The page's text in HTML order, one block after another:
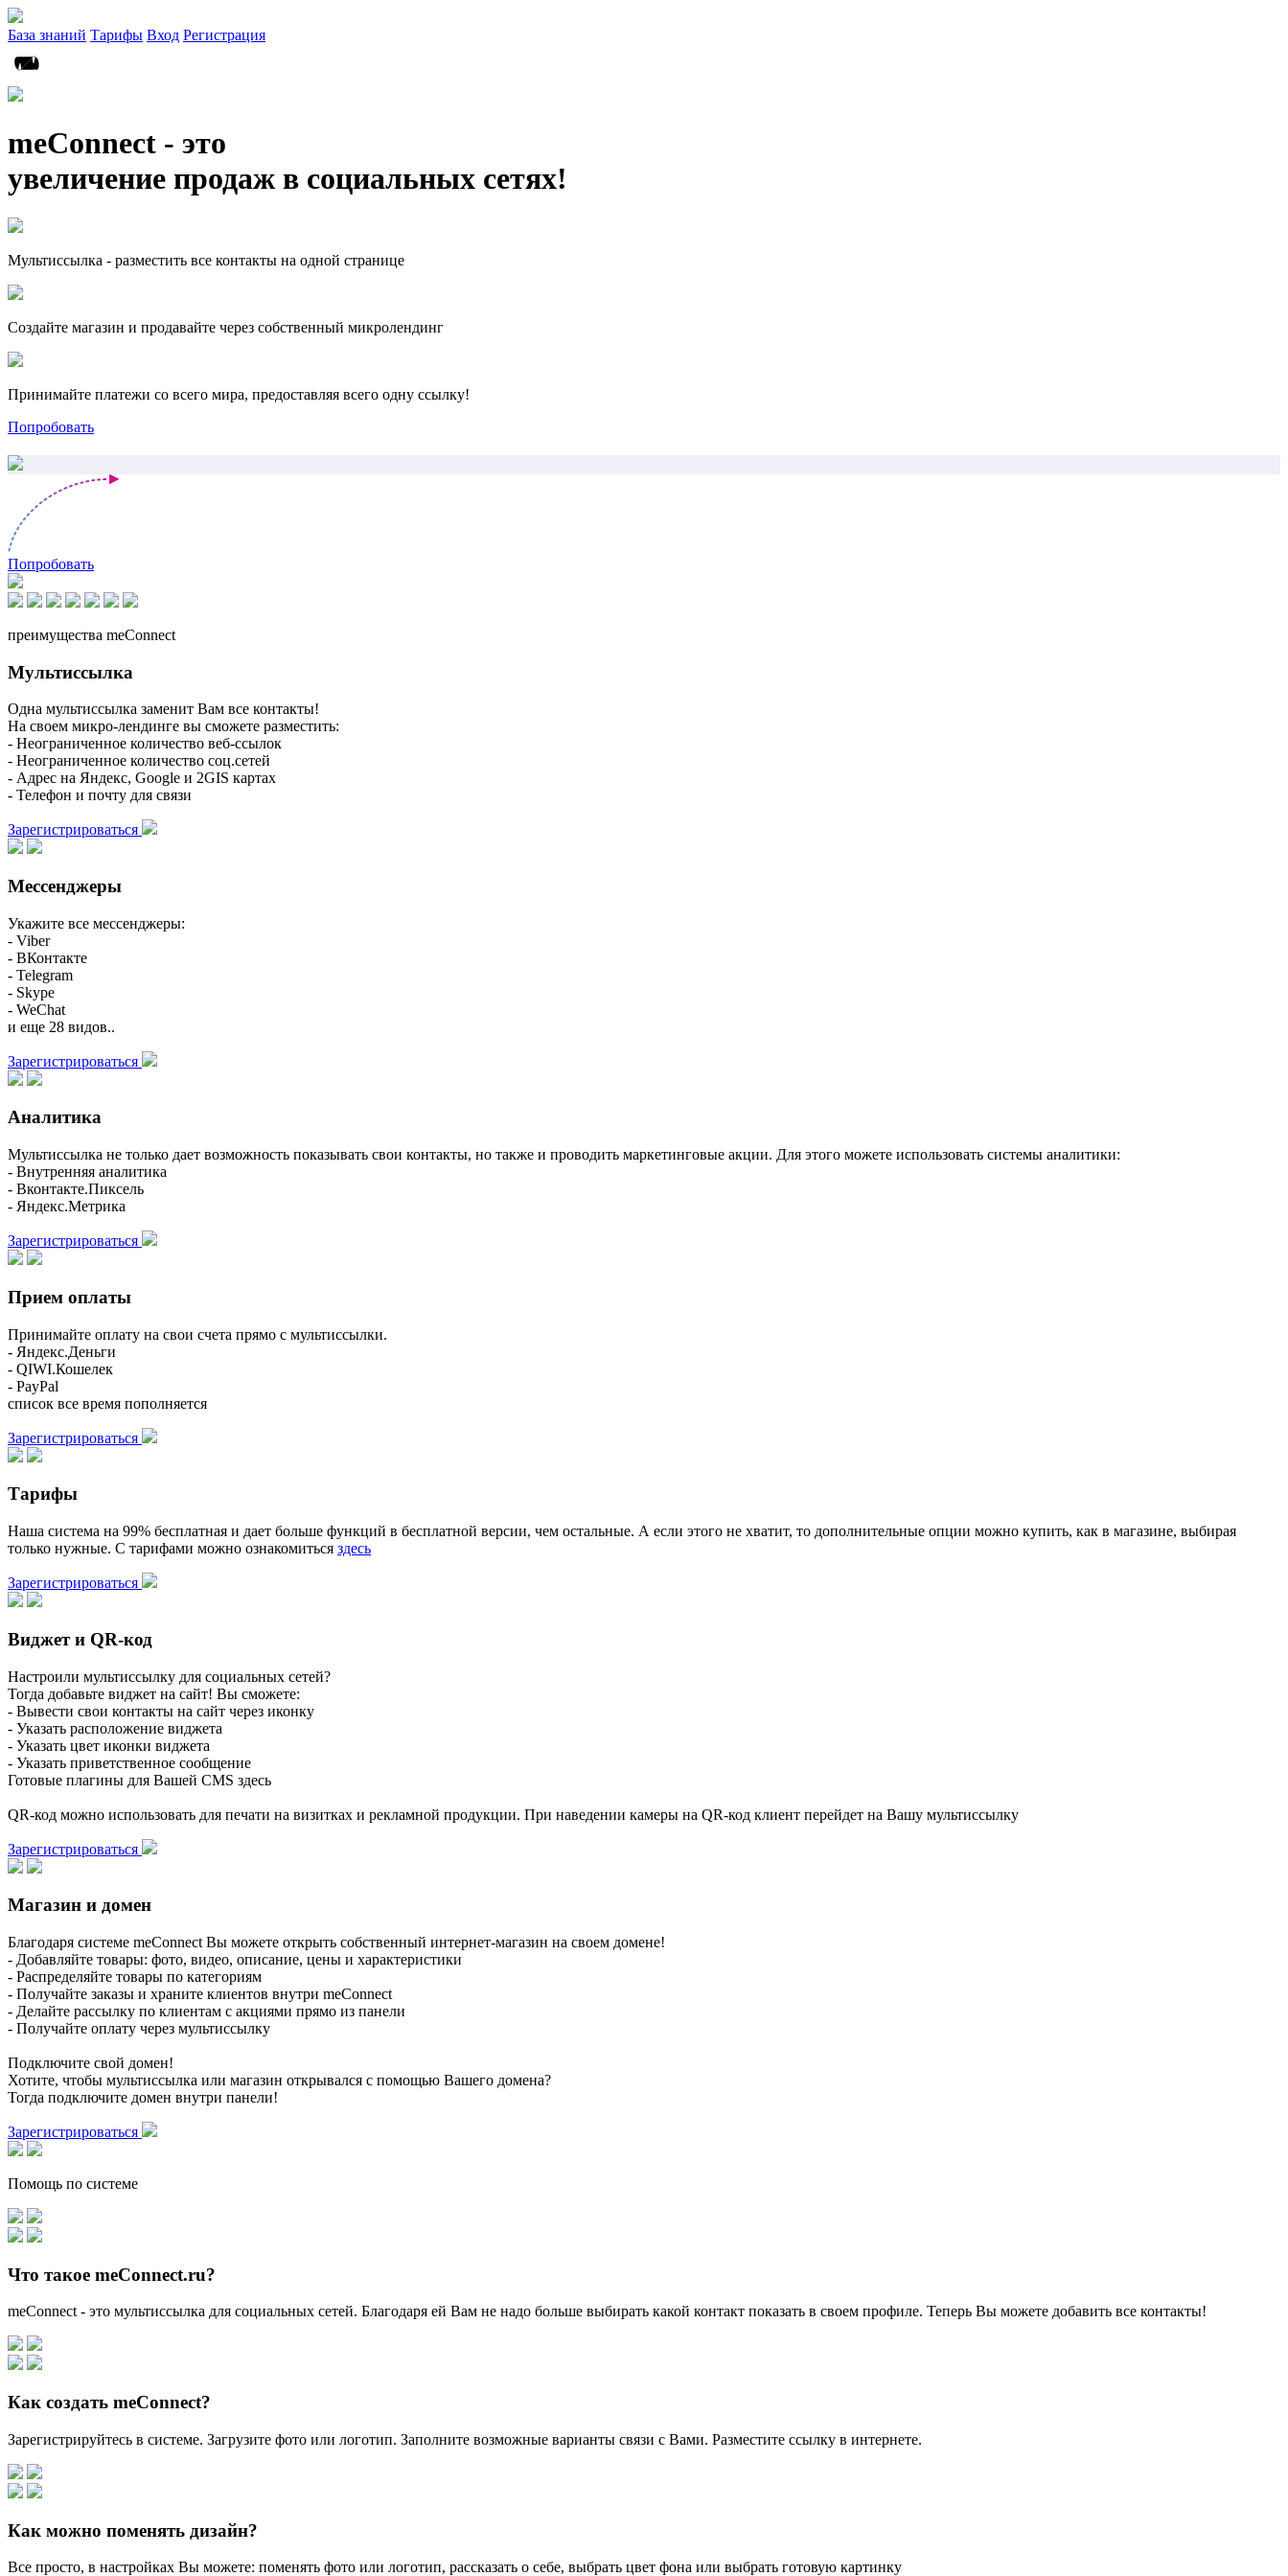
База знаний Тарифы Вход Регистрация
meConnect - это
увеличение продаж в социальных сетях!
Мультиссылка - разместить все контакты на одной странице
Создайте магазин и продавайте через собственный микролендинг
Принимайте платежи со всего мира, предоставляя всего одну ссылку!
Попробовать
Попробовать
преимущества meConnect
Мультиссылка
Одна мультиссылка заменит Вам все контакты!
На своем микро-лендинге вы сможете разместить:
- Неограниченное количество веб-ссылок
- Неограниченное количество соц.сетей
- Адрес на Яндекс, Google и 2GIS картах
- Телефон и почту для связи
Зарегистрироваться
Мессенджеры
Укажите все мессенджеры:
- Viber
- ВКонтакте
- Telegram
- Skype
- WeChat
и еще 28 видов..
Зарегистрироваться
Аналитика
Мультиссылка не только дает возможность показывать свои контакты, но также и проводить маркетинговые акции. Для этого можете использовать системы аналитики:
- Внутренняя аналитика
- Вконтакте.Пиксель
- Яндекс.Метрика
Зарегистрироваться
Прием оплаты
Принимайте оплату на свои счета прямо с мультиссылки.
- Яндекс.Деньги
- QIWI.Кошелек
- PayPal
список все время пополняется
Зарегистрироваться
Тарифы
Наша система на 99% бесплатная и дает больше функций в бесплатной версии, чем остальные. А если этого не хватит, то дополнительные опции можно купить, как в магазине, выбирая
только нужные. С тарифами можно ознакомиться здесь
Зарегистрироваться
Виджет и QR-код
Настроили мультиссылку для социальных сетей?
Тогда добавьте виджет на сайт! Вы сможете:
- Вывести свои контакты на сайт через иконку
- Указать расположение виджета
- Указать цвет иконки виджета
- Указать приветственное сообщение
Готовые плагины для Вашей CMS здесь
QR-код можно использовать для печати на визитках и рекламной продукции. При наведении камеры на QR-код клиент перейдет на Вашу мультиссылку
Зарегистрироваться
Магазин и домен
Благодаря системе meConnect Вы можете открыть собственный интернет-магазин на своем домене!
- Добавляйте товары: фото, видео, описание, цены и характеристики
- Распределяйте товары по категориям
- Получайте заказы и храните клиентов внутри meConnect
- Делайте рассылку по клиентам с акциями прямо из панели
- Получайте оплату через мультиссылку
Подключите свой домен!
Хотите, чтобы мультиссылка или магазин открывался с помощью Вашего домена?
Тогда подключите домен внутри панели!
Зарегистрироваться
Помощь по системе
Что такое meConnect.ru?
meConnect - это мультиссылка для социальных сетей. Благодаря ей Вам не надо больше выбирать какой контакт показать в своем профиле. Теперь Вы можете добавить все контакты!
Как создать meConnect?
Зарегистрируйтесь в системе. Загрузите фото или логотип. Заполните возможные варианты связи с Вами. Разместите ссылку в интернете.
Как можно поменять дизайн?
Все просто, в настройках Вы можете: поменять фото или логотип, рассказать о себе, выбрать цвет фона или выбрать готовую картинку